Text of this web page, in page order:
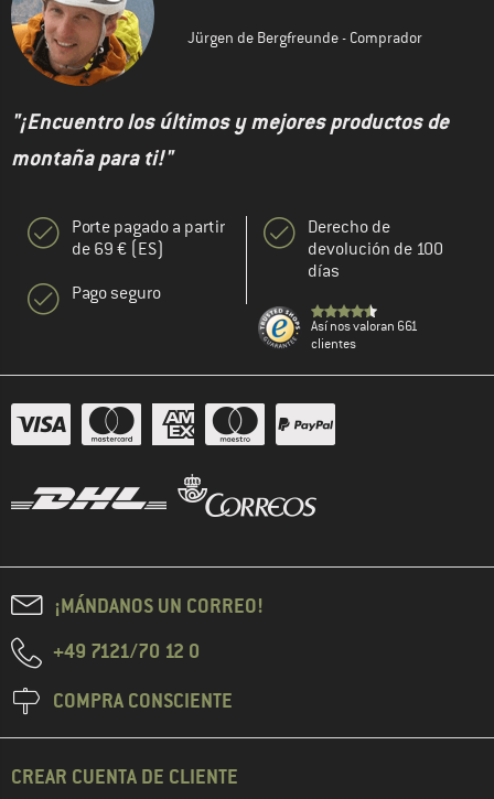
Jürgen de Bergfreunde - Comprador
"¡Encuentro los últimos y mejores productos de
montaña para ti!"
Porte pagado a partir
de 69 € (ES)
Pago seguro
Derecho de
devolución de 100
días
Así nos valoran 661
clientes
¡MÁNDANOS UN CORREO!
+49 7121/70 12 0
COMPRA CONSCIENTE
CREAR CUENTA DE CLIENTE